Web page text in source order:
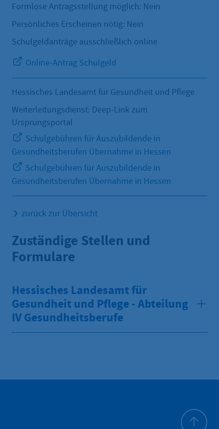
Formlose Antragsstellung möglich: Nein
Persönliches Erscheinen nötig: Nein
Schulgeldanträge ausschließlich online
Online-Antrag Schulgeld
Hessisches Landesamt für Gesundheit und Pflege
Weiterleitungsdienst: Deep-Link zum
Ursprungsportal
Schulgebühren für Auszubildende in
Gesundheitsberufen Übernahme in Hessen
Schulgebühren für Auszubildende in
Gesundheitsberufen Übernahme in Hessen
zurück zur Übersicht
Zuständige Stellen und
Formulare
Hessisches Landesamt für
Gesundheit und Pflege - Abteilung
IV Gesundheitsberufe